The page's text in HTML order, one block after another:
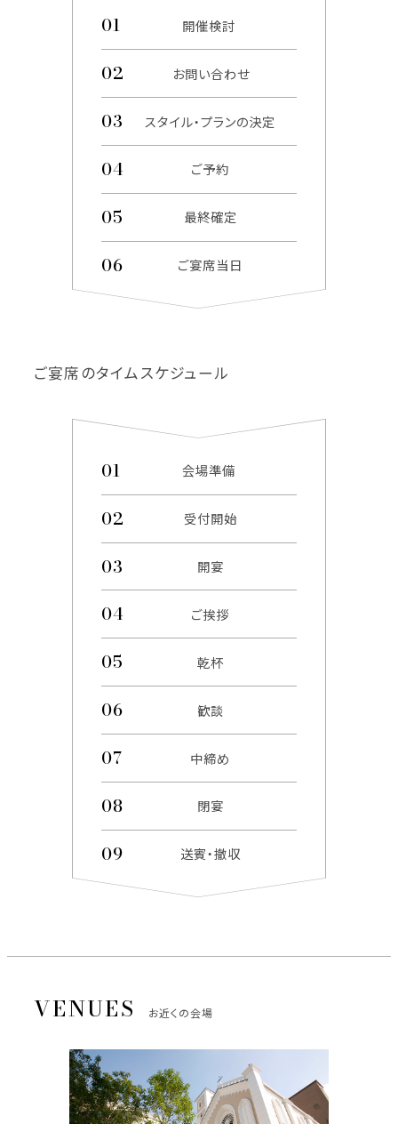
開催検討
お問い合わせ
スタイル・プランの決定
ご予約
最終確定
ご宴席当日
ご宴席のタイムスケジュール
会場準備
受付開始
開宴
ご挨拶
乾杯
歓談
中締め
閉宴
送賓・撤収
お近くの会場